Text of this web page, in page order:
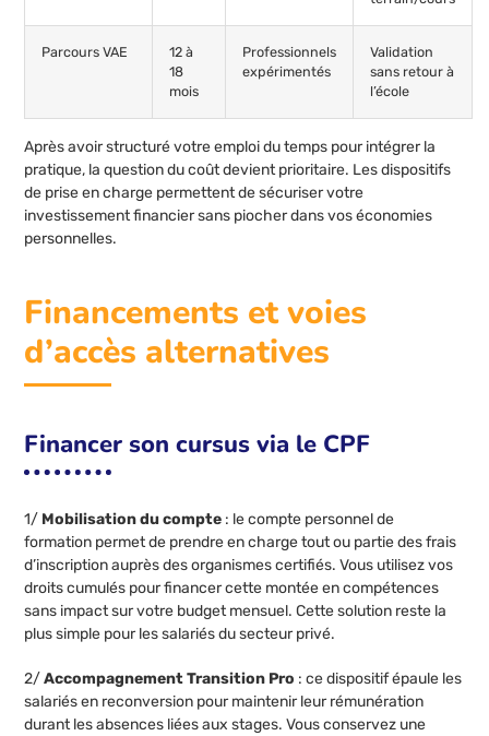
Parcours VAE
12 à
18
mois
Professionnels
expérimentés
Validation
sans retour à
l’école
Après avoir structuré votre emploi du temps pour intégrer la
pratique, la question du coût devient prioritaire. Les dispositifs
de prise en charge permettent de sécuriser votre
investissement financier sans piocher dans vos économies
personnelles.
Financements et voies
d’accès alternatives
Financer son cursus via le CPF
1/ Mobilisation du compte : le compte personnel de
formation permet de prendre en charge tout ou partie des frais
d’inscription auprès des organismes certifiés. Vous utilisez vos
droits cumulés pour financer cette montée en compétences
sans impact sur votre budget mensuel. Cette solution reste la
plus simple pour les salariés du secteur privé.
2/Accompagnement Transition Pro : ce dispositif épaule les
salariés en reconversion pour maintenir leur rémunération
durant les absences liées aux stages. Vous conservez une